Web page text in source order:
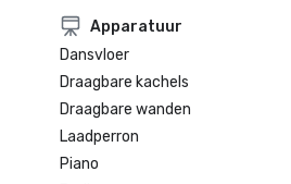
Apparatuur
Dansvloer
Draagbare kachels
Draagbare wanden
Laadperron
Piano